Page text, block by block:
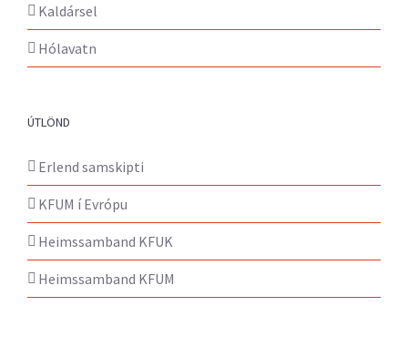
Kaldársel
Hólavatn
ÚTLÖND
Erlend samskipti
KFUM í Evrópu
Heimssamband KFUK
Heimssamband KFUM